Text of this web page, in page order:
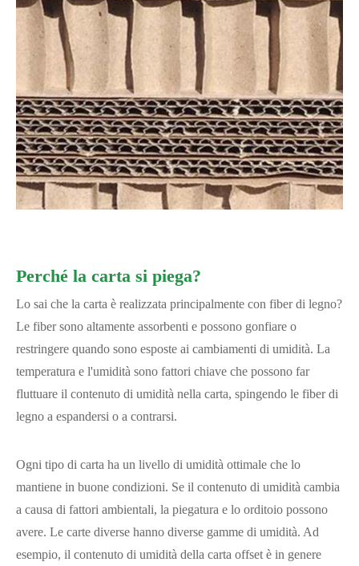
Perché la carta si piega?
Lo sai che la carta è realizzata principalmente con fiber di legno?
Le fiber sono altamente assorbenti e possono gonfiare o
restringere quando sono esposte ai cambiamenti di umidità. La
temperatura e l'umidità sono fattori chiave che possono far
fluttuare il contenuto di umidità nella carta, spingendo le fiber di
legno a espandersi o a contrarsi.
Ogni tipo di carta ha un livello di umidità ottimale che lo
mantiene in buone condizioni. Se il contenuto di umidità cambia
a causa di fattori ambientali, la piegatura e lo orditoio possono
avere. Le carte diverse hanno diverse gamme di umidità. Ad
esempio, il contenuto di umidità della carta offset è in genere